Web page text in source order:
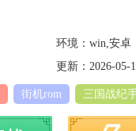
环境：win,安卓
更新：2026-05-
街机rom 三国战纪